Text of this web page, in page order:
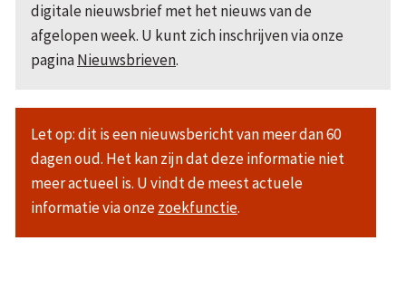
digitale nieuwsbrief met het nieuws van de
afgelopen week. U kunt zich inschrijven via onze
paginaNieuwsbrieven.
Let op: dit is een nieuwsbericht van meer dan 60
dagen oud. Het kan zijn dat deze informatie niet
meer actueel is. U vindt de meest actuele
informatie via onzezoekfunctie.